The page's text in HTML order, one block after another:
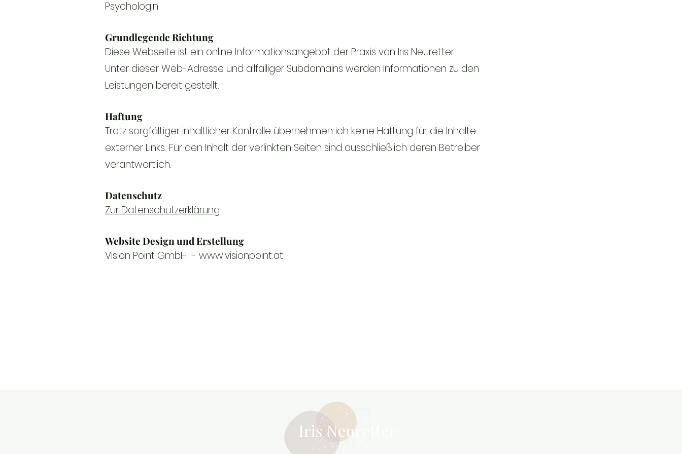
Psychologin
Grundlegende Richtung
Diese Webseite ist ein online Informationsangebot der Praxis von Iris Neuretter.
Unter dieser Web-Adresse und allfälliger Subdomains werden Informationen zu den
Leistungen bereit gestellt.
Haftung
Trotz sorgfältiger inhaltlicher Kontrolle übernehmen ich keine Haftung für die Inhalte
externer Links. Für den Inhalt der verlinkten Seiten sind ausschließlich deren Betreiber
verantwortlich.
Datenschutz
Zur Datenschutzerklärung
Website Design und Erstellung
Vision Point GmbH - www.visionpoint.at